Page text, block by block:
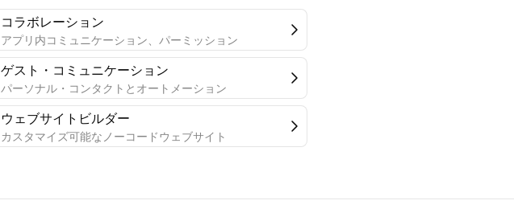
コラボレーション
アプリ内コミュニケーション、パーミッション
ゲスト・コミュニケーション
パーソナル・コンタクトとオートメーション
ウェブサイトビルダー
カスタマイズ可能なノーコードウェブサイト